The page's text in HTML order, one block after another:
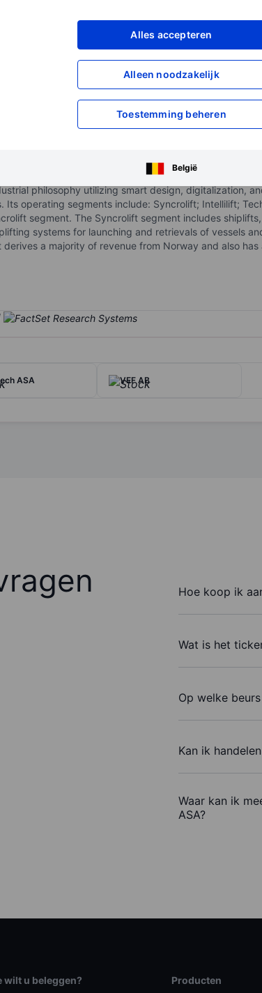
Alles accepteren
Alleen noodzakelijk
Toestemming beheren
België
XXXXXXX
XXXXXXX
XXXXXXX
XXXXXXX
Open een rekening
philosophy utilizing smart design, digitalization,
Its operating segments include: Syncrolift; Intellilift;
segment. The Syncrolift segment includes
systems for launching and retrievals of vessels
a majority of revenue from Norway and also
ASA VEF AB
Hoe koop ik
Wat is het
Op welke
Kan ik
Waar kan ik
ASA?
wilt u beleggen? Producten